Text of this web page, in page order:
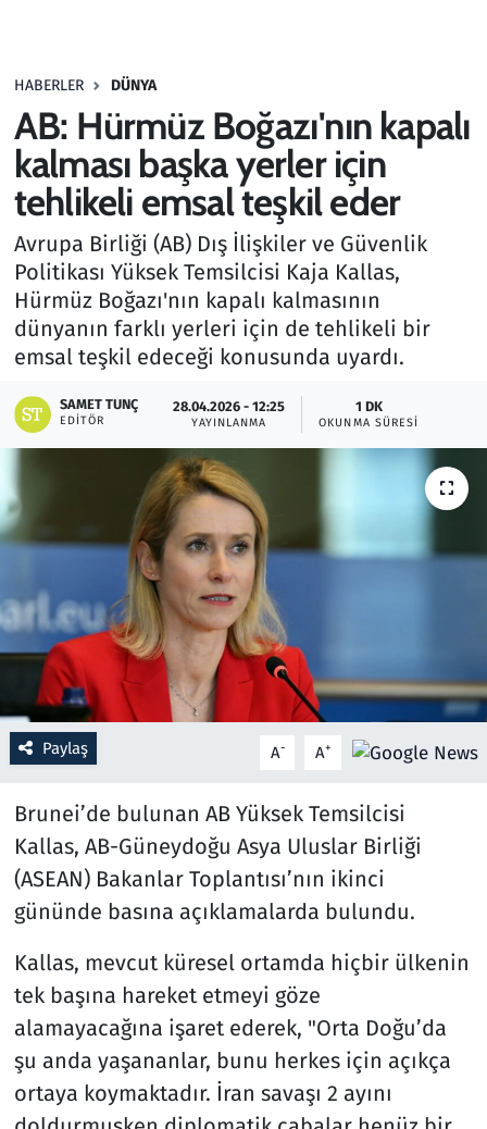
HABERLER DÜNYA
AB: Hürmüz Boğazı'nın kapalı
kalması başka yerler için
tehlikeli emsal teşkil eder
Avrupa Birliği (AB) Dış İlişkiler ve Güvenlik
Politikası Yüksek Temsilcisi Kaja Kallas,
Hürmüz Boğazı'nın kapalı kalmasının
dünyanın farklı yerleri için de tehlikeli bir
emsal teşkil edeceği konusunda uyardı.
SAMET TUNÇ
EDITÖR
28.04.2026 - 12:25
YAYINLANMA
1 DK
OKUNMA SÜRESI
Paylaş A- A+
Brunei’de bulunan AB Yüksek Temsilcisi
Kallas, AB-Güneydoğu Asya Uluslar Birliği
(ASEAN) Bakanlar Toplantısı’nın ikinci
gününde basına açıklamalarda bulundu.
Kallas, mevcut küresel ortamda hiçbir ülkenin
tek başına hareket etmeyi göze
alamayacağına işaret ederek, "Orta Doğu’da
şu anda yaşananlar, bunu herkes için açıkça
ortaya koymaktadır. İran savaşı 2 ayını
Haber
Kültür Sanat
Kurumsal Haberler
Lezzet Durağı
Memur ve Kamu
Otomobil
Oyun
Resmi İlanlar
Rüya Tabirleri
Sağlık
Savunma Sanayi
Seçim 2023
Spor
Teknoloji ve Bilim
Televizyon